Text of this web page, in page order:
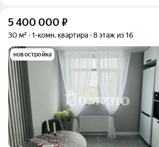
5 400 000 ₽
30 м² 1-комн. квартира 8 этаж из 16
новостройка